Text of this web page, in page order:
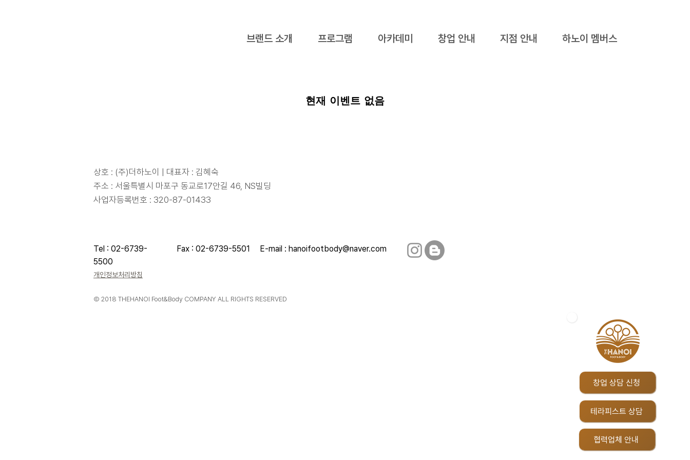
브랜드 소개 프로그램 아카데미 창업 안내 지점 안내 하노이 멤버스
현재 이벤트 없음
창업 상담 신청
테라피스트 상담
협력업체 안내
상호 : (주)더하노이 | 대표자 : 김혜숙
주소 : 서울특별시 마포구 동교로17안길 46, NS빌딩
​사업자등록번호 : 320-87-01433
Tel : 02-6739-
5500
Fax : 02-6739-5501 E-mail : hanoifootbody@naver.com
개인정보처리방침
Ⓒ 2018 THEHANOI Foot&Body COMPANY ALL RIGHTS RESERVED